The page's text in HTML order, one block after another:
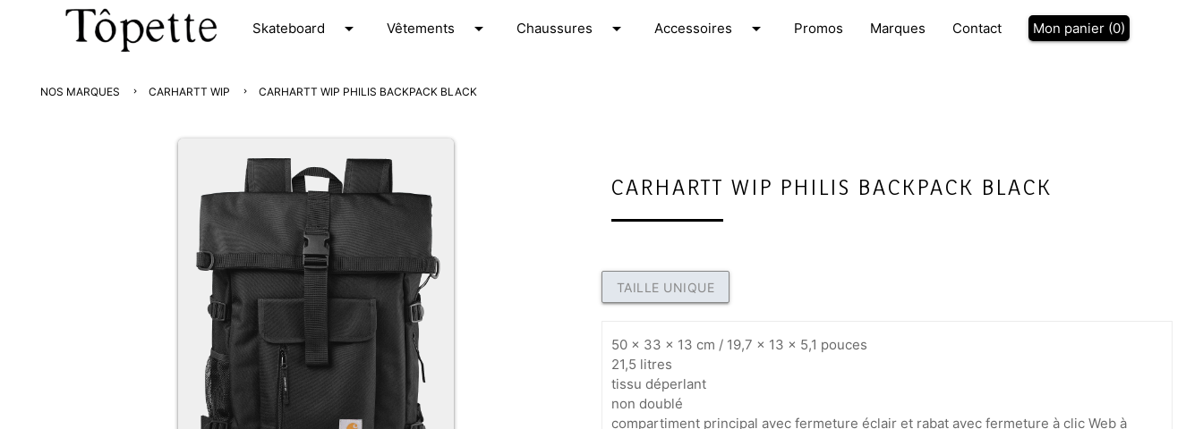
Skateboard arrow_drop_down Vêtements arrow_drop_down Chaussures arrow_drop_down Accessoires arrow_drop_down Promos Marques Contact Mon panier (0)
NOS MARQUES CARHARTT WIP CARHARTT WIP PHILIS BACKPACK BLACK
CARHARTT WIP PHILIS BACKPACK BLACK
TAILLE UNIQUE
50 x 33 x 13 cm / 19,7 x 13 x 5,1 pouces
21,5 litres
tissu déperlant
non doublé
compartiment principal avec fermeture éclair et rabat avec fermeture à clic Web à